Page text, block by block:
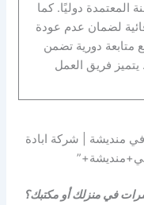
المعتمدة دوليًا. كما
لضمان عدم عودة
متابعة دورية تضمن
يتميز فريق العمل
منديشة | شركة ابادة
في منزلك أو مكتبك؟